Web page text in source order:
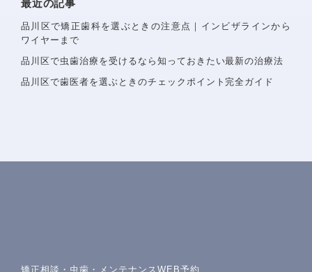
東急池上線戸越銀座駅・都営浅草線戸越駅 徒歩1分
詳しいアクセスを見る
最近の記事
品川区で矯正歯科を選ぶときの注意点｜インビザラインから
ワイヤーまで
品川区で虫歯治療を受けるなら知っておきたい最新の治療法
品川区で歯医者を選ぶときのチェックポイント完全ガイド
矯正相談・虫歯・メンテナンスWEB予約